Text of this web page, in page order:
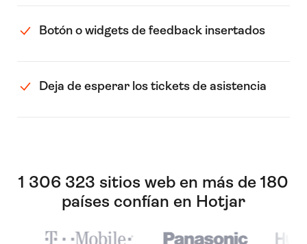
Botón o widgets de feedback insertados
Deja de esperar los tickets de asistencia
1 306 323 sitios web en más de 180
países confían en Hotjar